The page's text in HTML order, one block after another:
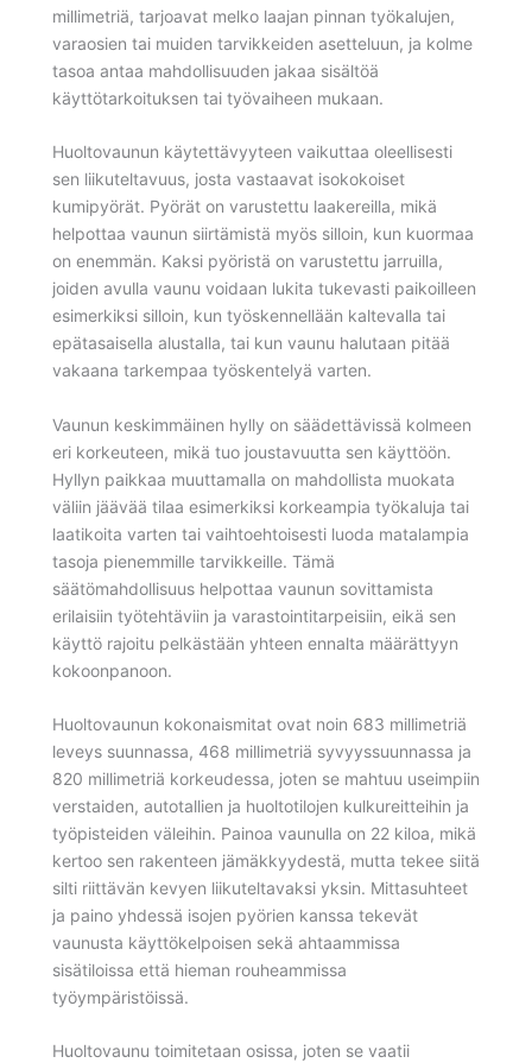
millimetriä, tarjoavat melko laajan pinnan työkalujen,
varaosien tai muiden tarvikkeiden asetteluun, ja kolme
tasoa antaa mahdollisuuden jakaa sisältöä
käyttötarkoituksen tai työvaiheen mukaan.
Huoltovaunun käytettävyyteen vaikuttaa oleellisesti
sen liikuteltavuus, josta vastaavat isokokoiset
kumipyörät. Pyörät on varustettu laakereilla, mikä
helpottaa vaunun siirtämistä myös silloin, kun kuormaa
on enemmän. Kaksi pyöristä on varustettu jarruilla,
joiden avulla vaunu voidaan lukita tukevasti paikoilleen
esimerkiksi silloin, kun työskennellään kaltevalla tai
epätasaisella alustalla, tai kun vaunu halutaan pitää
vakaana tarkempaa työskentelyä varten.
Vaunun keskimmäinen hylly on säädettävissä kolmeen
eri korkeuteen, mikä tuo joustavuutta sen käyttöön.
Hyllyn paikkaa muuttamalla on mahdollista muokata
väliin jäävää tilaa esimerkiksi korkeampia työkaluja tai
laatikoita varten tai vaihtoehtoisesti luoda matalampia
tasoja pienemmille tarvikkeille. Tämä
säätömahdollisuus helpottaa vaunun sovittamista
erilaisiin työtehtäviin ja varastointitarpeisiin, eikä sen
käyttö rajoitu pelkästään yhteen ennalta määrättyyn
kokoonpanoon.
Huoltovaunun kokonaismitat ovat noin 683 millimetriä
leveys suunnassa, 468 millimetriä syvyyssuunnassa ja
820 millimetriä korkeudessa, joten se mahtuu useimpiin
verstaiden, autotallien ja huoltotilojen kulkureitteihin ja
työpisteiden väleihin. Painoa vaunulla on 22 kiloa, mikä
kertoo sen rakenteen jämäkkyydestä, mutta tekee siitä
silti riittävän kevyen liikuteltavaksi yksin. Mittasuhteet
ja paino yhdessä isojen pyörien kanssa tekevät
vaunusta käyttökelpoisen sekä ahtaammissa
sisätiloissa että hieman rouheammissa
työympäristöissä.
Huoltovaunu toimitetaan osissa, joten se vaatii